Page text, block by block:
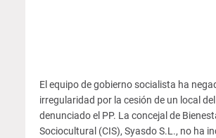
El equipo de gobierno socialista ha
irregularidad por la cesión de un local
denunciado el PP. La concejal de
Sociocultural (CIS), Syasdo S.L., no ha